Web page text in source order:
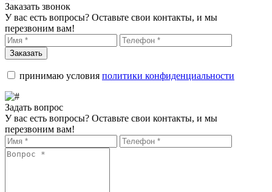
Заказать звонок
У вас есть вопросы? Оставьте свои контакты, и мы
перезвоним вам!
Заказать
принимаю условия политики конфиденциальности
Задать вопрос
У вас есть вопросы? Оставьте свои контакты, и мы
перезвоним вам!